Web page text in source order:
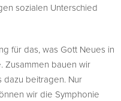
sozialen Unterschied
für das, was Gott Neues in
Zusammen bauen wir
dazu beitragen. Nur
wir die Symphonie